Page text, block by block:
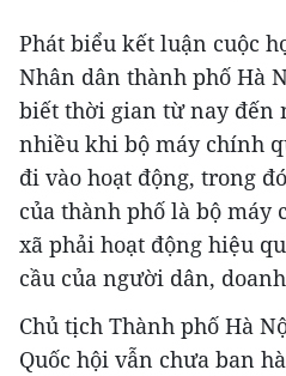
Phát biểu kết luận cuộc
Nhân dân thành phố Hà
biết thời gian từ nay đến
nhiều khi bộ máy chính
đi vào hoạt động, trong
của thành phố là bộ máy
xã phải hoạt động hiệu
cầu của người dân,
Chủ tịch Thành phố Hà
Quốc hội vẫn chưa ban